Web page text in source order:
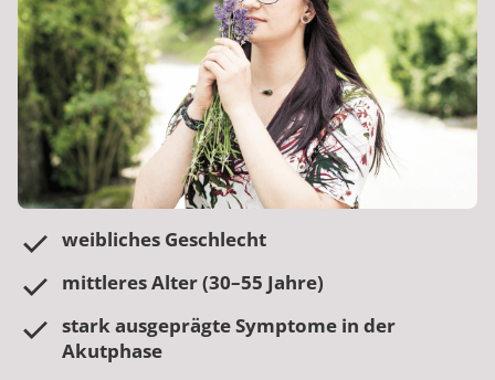
weibliches Geschlecht
mittleres Alter (30–55 Jahre)
stark ausgeprägte Symptome in der
Akutphase